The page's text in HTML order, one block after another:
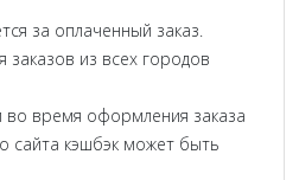
за оплаченный заказ.
заказов из всех городов
во время оформления заказа
сайта кэшбэк может быть